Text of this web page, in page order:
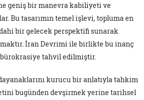
geniş bir manevra kabiliyeti ve
Bu tasarımın temel işlevi, topluma en
bir gelecek perspektifi sunarak
İran Devrimi ile birlikte bu inanç
tahvil edilmiştir.
kurucu bir anlatıyla tahkim
bugünden devşirmek yerine tarihsel